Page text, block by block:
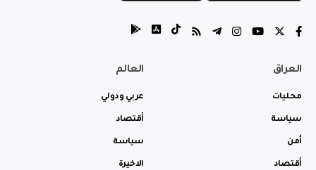
العراق
محليات
سياسة
أمن
أقتصاد
العالم
عربي ودولي
أقتصاد
سياسة
الاخيرة